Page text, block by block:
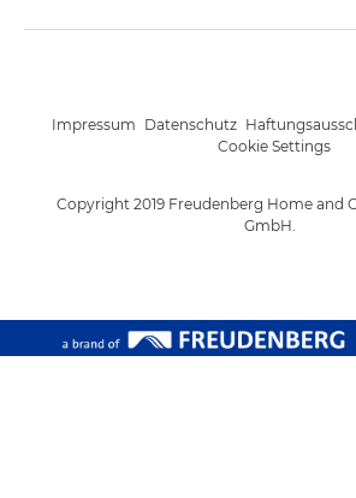
Copyright 2019 Freudenberg Home and
GmbH.
Impressum Datenschutz
Cookie Settings